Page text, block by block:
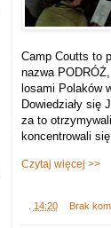
Camp Coutts to
nazwa
losami Polaków
Dowiedziały się
za to
koncentrowali
Czytaj więcej >>
14:20 Brak